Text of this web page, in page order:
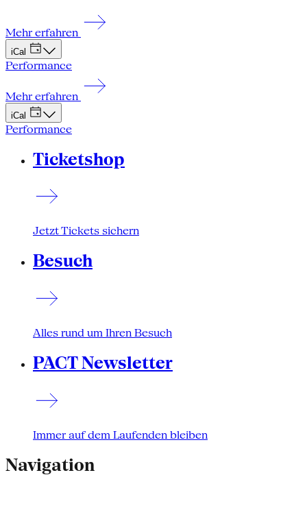
Mehr erfahren
iCal
Performance
Mehr erfahren
iCal
Performance
Ticketshop
Jetzt Tickets sichern
Besuch
Alles rund um Ihren Besuch
PACT Newsletter
Immer auf dem Laufenden bleiben
Navigation